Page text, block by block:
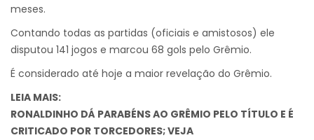
meses.
Contando todas as partidas (oficiais e amistosos) ele
disputou 141 jogos e marcou 68 gols pelo Grêmio.
É considerado até hoje a maior revelação do Grêmio.
LEIA MAIS:
RONALDINHO DÁ PARABÉNS AO GRÊMIO PELO TÍTULO E É
CRITICADO POR TORCEDORES; VEJA